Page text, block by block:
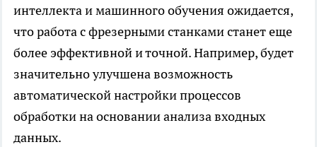
интеллекта и машинного обучения ожидается,
что работа с фрезерными станками станет еще
более эффективной и точной. Например, будет
значительно улучшена возможность
автоматической настройки процессов
обработки на основании анализа входных
данных.